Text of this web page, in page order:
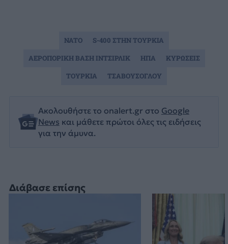
Διάβασε επίσης
Ακολουθήστε το onalert.gr στο Google
News και μάθετε πρώτοι όλες τις ειδήσεις
για την άμυνα.
NATO
S-400 ΣΤΗΝ ΤΟΥΡΚΙΑ
ΑΕΡΟΠΟΡΙΚΗ ΒΑΣΗ ΙΝΤΣΙΡΛΙΚ
ΗΠΑ
ΚΥΡΩΣΕΙΣ
ΤΟΥΡΚΙΑ
ΤΣΑΒΟΥΣΟΓΛΟΥ